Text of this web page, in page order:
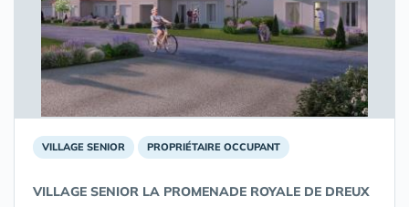
VILLAGE SENIOR PROPRIÉTAIRE OCCUPANT
VILLAGE SENIOR LA PROMENADE ROYALE DE DREUX